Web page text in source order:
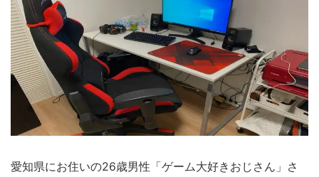
愛知県にお住いの26歳男性「ゲーム大好きおじさん」さ